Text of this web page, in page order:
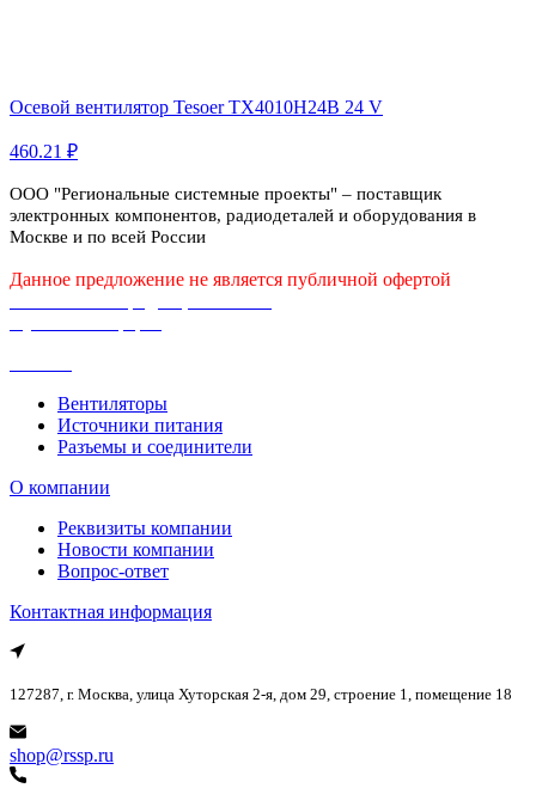
Осевой вентилятор Tesoer TX4010H24B 24 V
460.21 ₽
ООО "Региональные системные проекты" – поставщик
электронных компонентов, радиодеталей и оборудования в
Москве и по всей России
Данное предложение не является публичной офертой
Вентиляторы
Источники питания
Разъемы и соединители
О компании
Реквизиты компании
Новости компании
Вопрос-ответ
Контактная информация
127287, г. Москва, улица Хуторская 2-я, дом 29, строение 1, помещение 18
shop@rssp.ru